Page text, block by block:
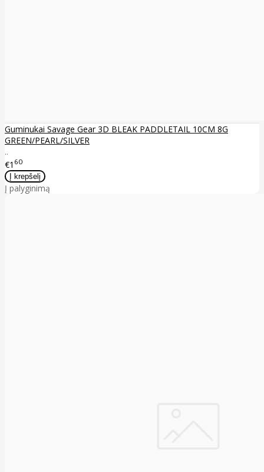
Guminukai Savage Gear 3D BLEAK PADDLETAIL 10CM 8G
GREEN/PEARL/SILVER
..
€1 60
Į palyginimą